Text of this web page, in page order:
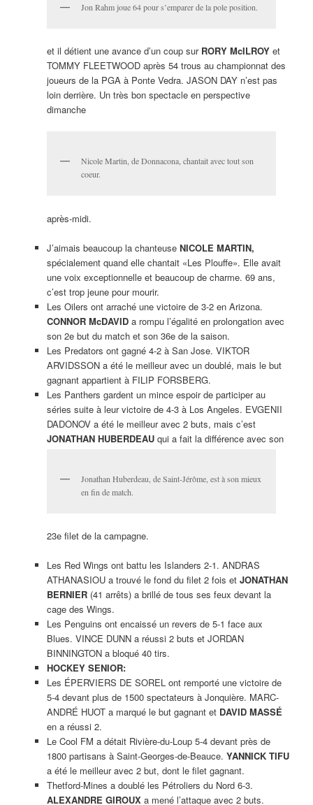
Jon Rahm joue 64 pour s’emparer de la pole position.
et il détient une avance d’un coup sur RORY McILROYet
TOMMY FLEETWOOD après 54 trous au championnat des
joueurs de la PGA à Ponte Vedra. JASON DAY n’est pas
loin derrière. Un très bon spectacle en perspective
dimanche
Nicole Martin, de Donnacona, chantait avec tout son
coeur.
après-midi.
J’aimais beaucoup la chanteuse NICOLE MARTIN,
spécialement quand elle chantait «Les Plouffe». Elle avait
une voix exceptionnelle et beaucoup de charme. 69 ans,
c’est trop jeune pour mourir.
Les Oilers ont arraché une victoire de 3-2 en Arizona.
CONNOR McDAVIDa rompu l’égalité en prolongation avec
son 2e but du match et son 36e de la saison.
Les Predators ont gagné 4-2 à San Jose. VIKTOR
ARVIDSSON a été le meilleur avec un doublé, mais le but
gagnant appartient à FILIP FORSBERG.
Les Panthers gardent un mince espoir de participer au
séries suite à leur victoire de 4-3 à Los Angeles. EVGENII
DADONOV a été le meilleur avec 2 buts, mais c’est
JONATHAN HUBERDEAUqui a fait la différence avec son
Jonathan Huberdeau, de Saint-Jérôme, est à son mieux
en fin de match.
23e filet de la campagne.
Les Red Wings ont battu les Islanders 2-1. ANDRAS
ATHANASIOU a trouvé le fond du filet 2 fois et JONATHAN
BERNIER(41 arrêts) a brillé de tous ses feux devant la
cage des Wings.
Les Penguins ont encaissé un revers de 5-1 face aux
Blues. VINCE DUNN a réussi 2 buts et JORDAN
BINNINGTON a bloqué 40 tirs.
HOCKEY SENIOR:
Les ÉPERVIERS DE SOREL ont remporté une victoire de
5-4 devant plus de 1500 spectateurs à Jonquière. MARC-
ANDRÉ HUOT a marqué le but gagnant et DAVID MASSÉ
en a réussi 2.
Le Cool FM a détait Rivière-du-Loup 5-4 devant près de
1800 partisans à Saint-Georges-de-Beauce. YANNICK TIFU
a été le meilleur avec 2 but, dont le filet gagnant.
Thetford-Mines a doublé les Pétroliers du Nord 6-3.
ALEXANDRE GIROUXa mené l’attaque avec 2 buts.